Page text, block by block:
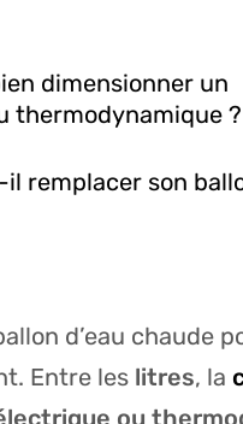
dimensionner un
thermodynamique ?
remplacer son
d’eau chaude
Entre les litres, la